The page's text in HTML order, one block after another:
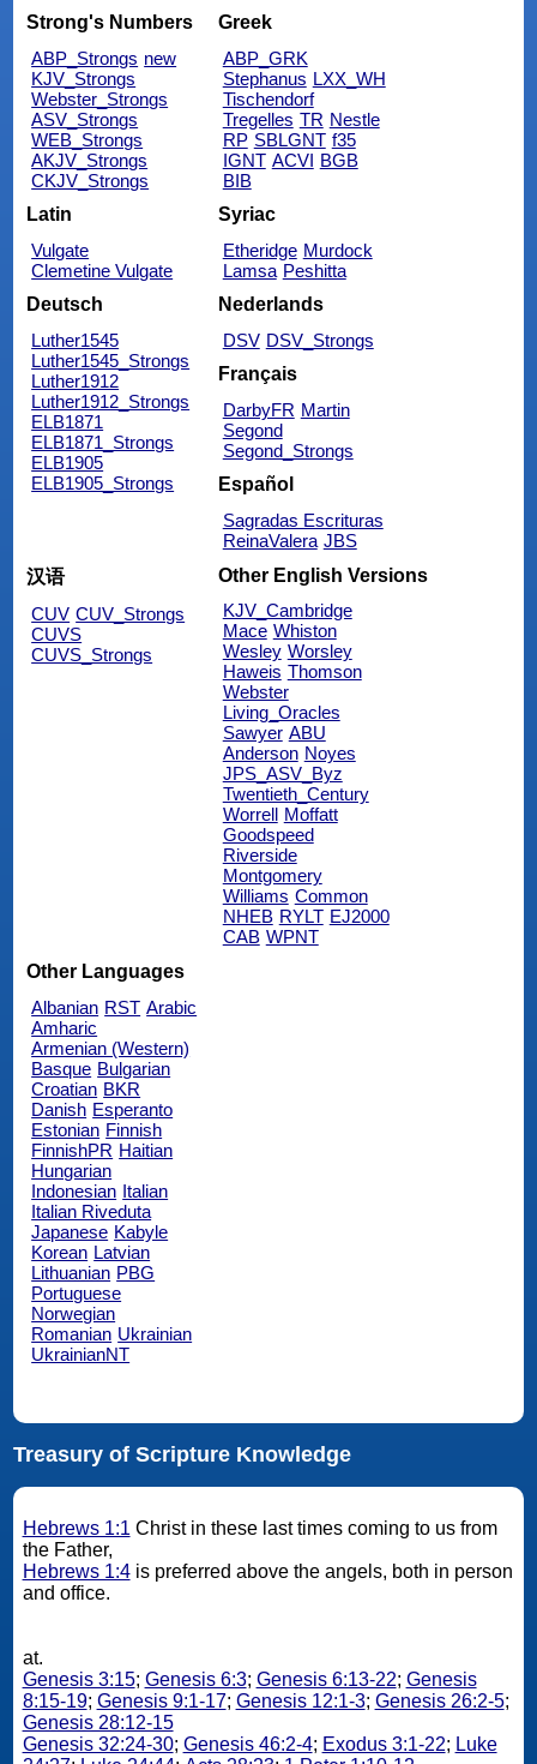
Strong's Numbers
ABP_Strongs new
KJV_Strongs
Webster_Strongs
ASV_Strongs
WEB_Strongs
AKJV_Strongs
CKJV_Strongs
Greek
ABP_GRK
Stephanus LXX_WH
Tischendorf
Tregelles TR Nestle
RP SBLGNT f35
IGNT ACVI BGB
BIB
Latin
Vulgate
Clemetine Vulgate
Syriac
Etheridge Murdock
Lamsa Peshitta
Deutsch
Luther1545
Luther1545_Strongs
Luther1912
Luther1912_Strongs
ELB1871
ELB1871_Strongs
ELB1905
ELB1905_Strongs
Nederlands
DSV DSV_Strongs
Français
DarbyFR Martin
Segond
Segond_Strongs
Español
Sagradas Escrituras
ReinaValera JBS
汉语
CUV CUV_Strongs
CUVS
CUVS_Strongs
Other English Versions
KJV_Cambridge
Mace Whiston
Wesley Worsley
Haweis Thomson
Webster
Living_Oracles
Sawyer ABU
Anderson Noyes
JPS_ASV_Byz
Twentieth_Century
Worrell
Moffatt
Goodspeed
Riverside
Montgomery
Williams Common
NHEB RYLT EJ2000
CAB WPNT
Other Languages
Albanian RST Arabic
Amharic
Armenian (Western)
Basque Bulgarian
Croatian BKR
Danish Esperanto
Estonian Finnish
FinnishPR Haitian
Hungarian
Indonesian Italian
Italian Riveduta
Japanese Kabyle
Korean Latvian
Lithuanian PBG
Portuguese
Norwegian
Romanian Ukrainian
UkrainianNT
Treasury of Scripture Knowledge
Hebrews 1:1 Christ in these last times coming to us from
the Father,
Hebrews 1:4is preferred above the angels, both in person
and office.
at.
Genesis 3:15; Genesis 6:3; Genesis 6:13-22; Genesis
8:15-19; Genesis 9:1-17; Genesis 12:1-3; Genesis 26:2-5;
Genesis 28:12-15
Genesis 32:24-30; Genesis 46:2-4; Exodus 3:1-22; Luke